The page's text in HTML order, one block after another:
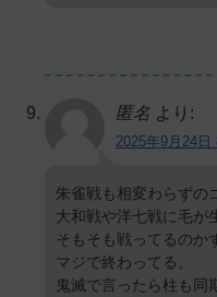
匿名 より:
2025年9月24日
朱雀戦も相変わらずの
大和戦や洋七戦に毛が
そもそも戦ってるのか
マジで終わってる。
鬼滅で言ったら柱も同